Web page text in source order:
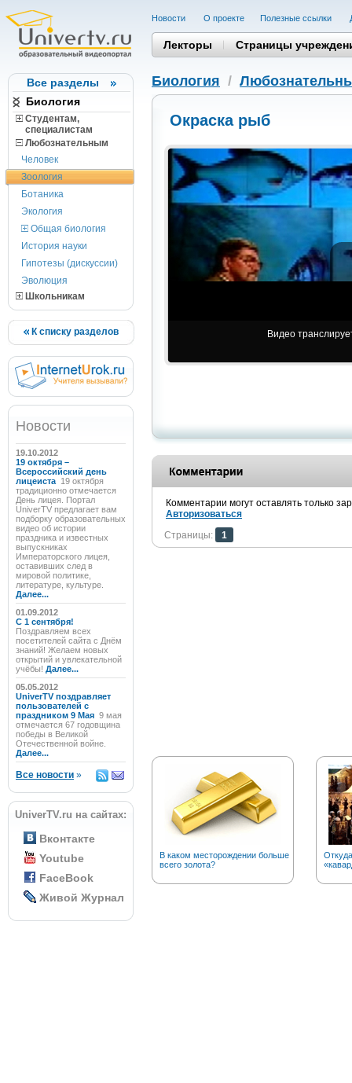
Все разделы
Биология
Студентам,
cпециалистам
Любознательным
Человек
Зоология
Ботаника
Экология
Общая биология
История науки
Гипотезы (дискуссии)
Эволюция
Школьникам
К списку разделов
Новости
19.10.2012
19 октября –
Всероссийский день
лицеиста 19 октября
традиционно отмечается
День лицея. Портал
UniverTV предлагает вам
подборку образовательных
видео об истории
праздника и известных
выпускниках
Императорского лицея,
оставивших след в
мировой политике,
литературе, культуре.
Далее...
01.09.2012
C 1 сентября!
Поздравляем всех
посетителей сайта с Днём
знаний! Желаем новых
открытий и увлекательной
учёбы! Далее...
05.05.2012
UniverTV поздравляет
пользователей с
праздником 9 Мая 9 мая
отмечается 67 годовщина
победы в Великой
Отечественной войне.
Далее...
Все новости »
UniverTV.ru на сайтах:
Вконтакте
Youtube
FaceBook
Живой Журнал
Новости О проекте Полезные cсылки
Лекторы Страницы
Биология /
Окраска рыб
Видео
Комментарии могут оставлять только
Авторизоваться
Страницы:
1
В каком месторождении больше
всего золота?